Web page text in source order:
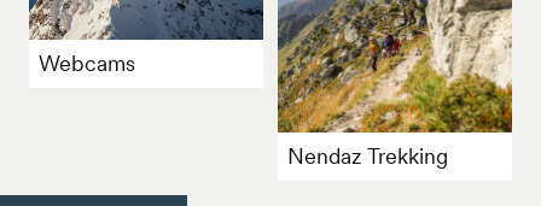
Webcams
Nendaz Trekking